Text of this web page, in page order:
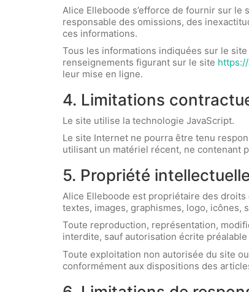
Alice Elleboode s’efforce de fournir sur le
responsable des omissions, des
ces informations.
Tous les informations indiquées sur le site
renseignements figurant sur le site
leur mise en ligne.
4. Limitations
Le site utilise la technologie JavaScript.
Le site Internet ne pourra être tenu
utilisant un matériel récent, ne contenant
5. Propriété
Alice Elleboode est propriétaire des
textes, images, graphismes, logo, icônes,
Toute reproduction, représentation,
interdite, sauf autorisation écrite
Toute exploitation non autorisée du site
conformément aux dispositions des